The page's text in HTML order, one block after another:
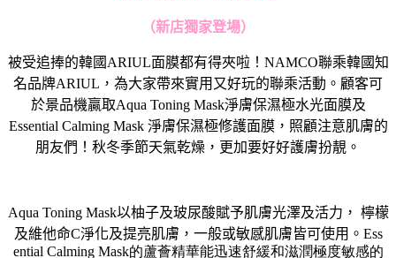
（新店獨家登場）
被受追捧的韓國ARIUL面膜都有得夾啦！NAMCO聯乘韓國知
名品牌ARIUL，為大家帶來實用又好玩的聯乘活動。顧客可
於景品機贏取Aqua Toning Mask淨膚保濕極水光面膜及
Essential Calming Mask 淨膚保濕極修護面膜，照顧注意肌膚的
朋友們！秋冬季節天氣乾燥，更加要好好護膚扮靚。
Aqua Toning Mask以柚子及玻尿酸賦予肌膚光澤及活力， 檸檬
及維他命C淨化及提亮肌膚，一般或敏感肌膚皆可使用。 Ess
ential Calming Mask的蘆薈精華能迅速舒緩和滋潤極度敏感的